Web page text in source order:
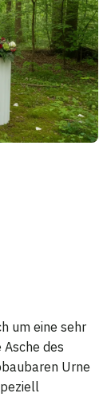
um eine sehr
des
Urne